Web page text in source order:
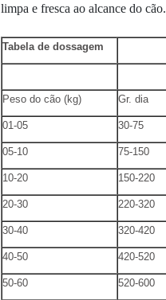
limpa e fresca ao alcance do cão.
Tabela de dossagem
Peso do cão (kg) Gr. dia
01-05 30-75
05-10 75-150
10-20 150-220
20-30 220-320
30-40 320-420
40-50 420-520
50-60 520-600